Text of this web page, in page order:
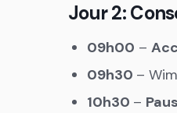
Jour 2:
09h00 –
09h30 –
10h30 –